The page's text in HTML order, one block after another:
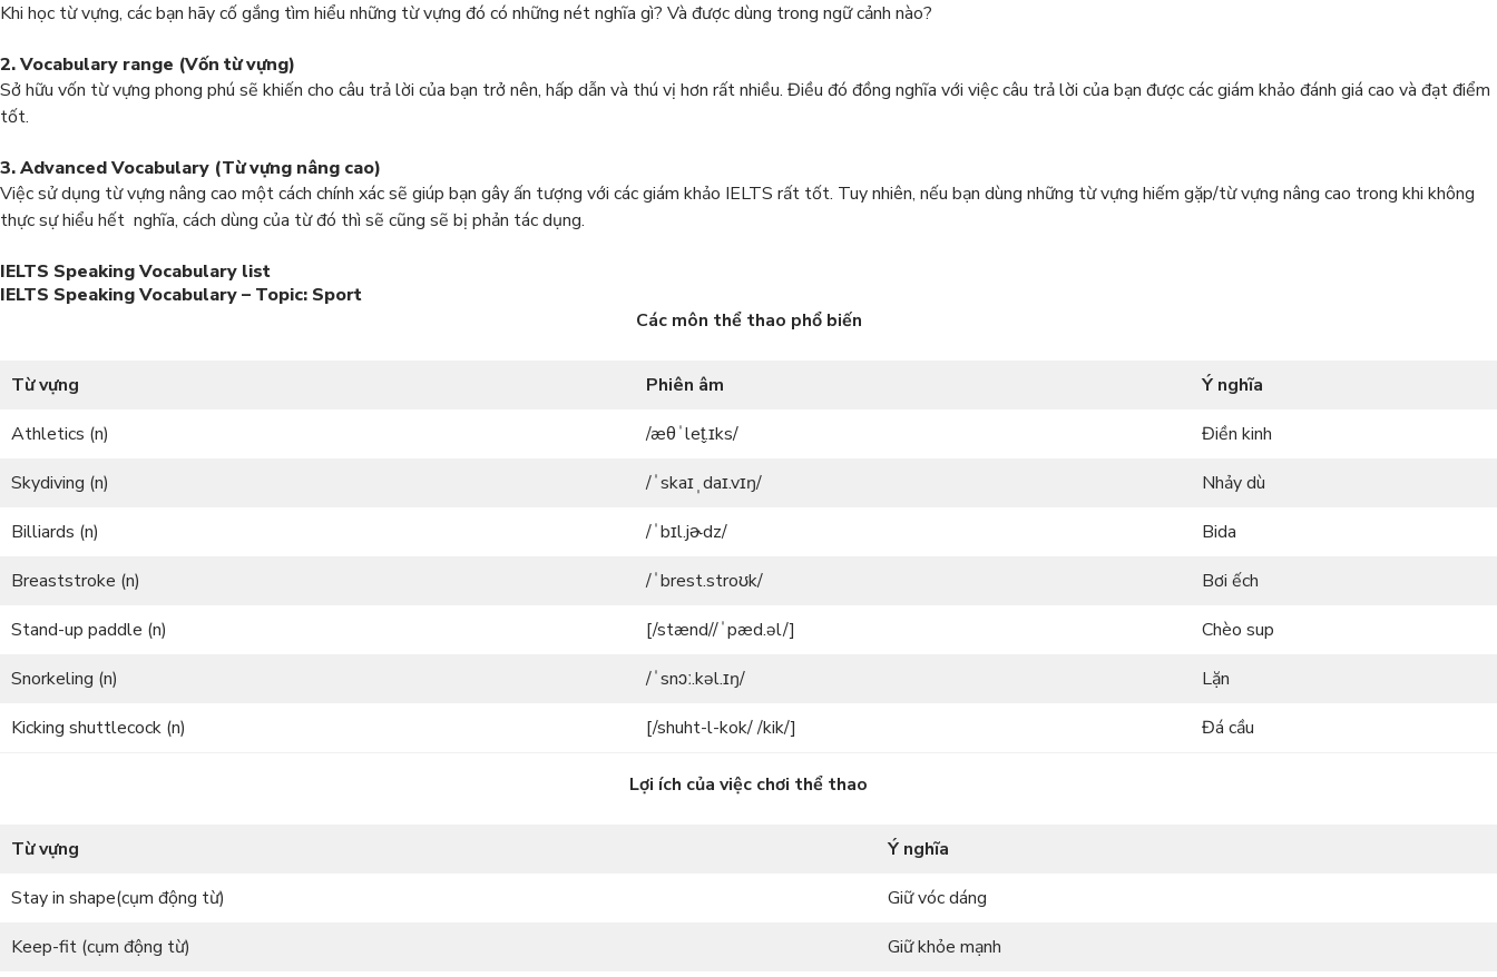
Khi học từ vựng, các bạn hãy cố gắng tìm hiểu những từ vựng đó có những nét nghĩa gì? Và được dùng trong ngữ cảnh nào?
2. Vocabulary range (Vốn từ vựng)
Sở hữu vốn từ vựng phong phú sẽ khiến cho câu trả lời của bạn trở nên, hấp dẫn và thú vị hơn rất nhiều. Điều đó đồng nghĩa với việc câu trả lời của bạn được các giám khảo đánh giá cao và đạt điểm
tốt.
3. Advanced Vocabulary (Từ vựng nâng cao)
Việc sử dụng từ vựng nâng cao một cách chính xác sẽ giúp bạn gây ấn tượng với các giám khảo IELTS rất tốt. Tuy nhiên, nếu bạn dùng những từ vựng hiếm gặp/từ vựng nâng cao trong khi không
thực sự hiểu hết nghĩa, cách dùng của từ đó thì sẽ cũng sẽ bị phản tác dụng.
IELTS Speaking Vocabulary list
IELTS Speaking Vocabulary – Topic: Sport
Các môn thể thao phổ biến
Từ vựng Phiên âm
Ý nghĩa
Athletics (n)
/æθˈlet̬.ɪks/
Điền kinh
Skydiving (n)
/ˈskaɪˌdaɪ.vɪŋ/
Nhảy dù
Billiards (n)
/ˈbɪl.jɚdz/
Bida
Breaststroke (n)
/ˈbrest.stroʊk/
Bơi ếch
Stand-up paddle (n)
[/stænd//ˈpæd.əl/]
Chèo sup
Snorkeling (n)
/ˈsnɔː.kəl.ɪŋ/
Lặn
Kicking shuttlecock (n)
[/shuht-l-kok/ /kik/] Đá cầu
Lợi ích của việc chơi thể thao
Từ vựng
Ý nghĩa
Stay in shape(cụm động từ)
Giữ vóc dáng
Keep-fit (cụm động từ)
Giữ khỏe mạnh